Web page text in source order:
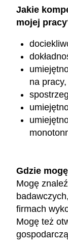
Jakie
mojej
na pracy,
Gdzie
Mogę
firmach
Mogę też